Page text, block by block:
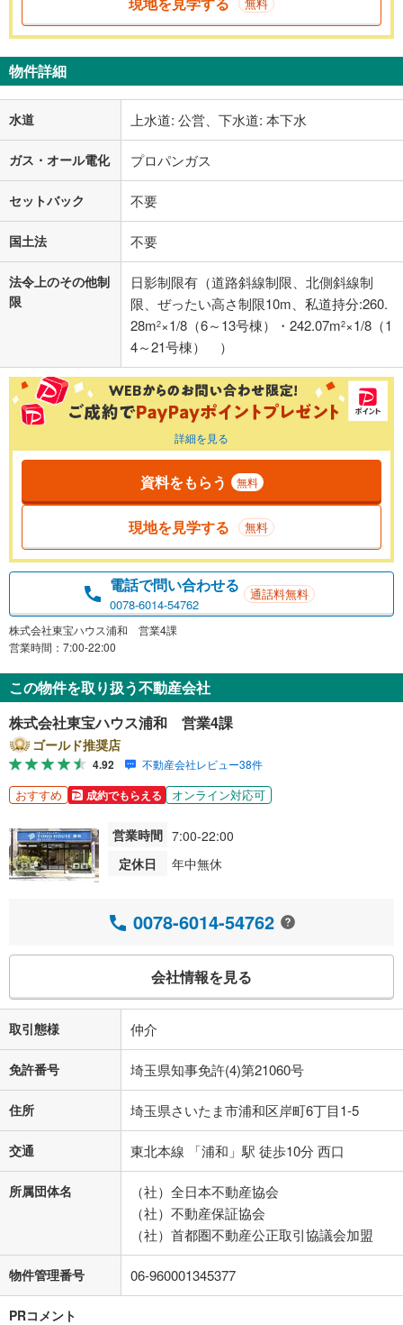
物件詳細
水道 上水道: 公営、下水道: 本下水
ガス・オール電化 プロパンガス
セットバック 不要
国土法 不要
法令上のその他制
限
日影制限有（道路斜線制限、北側斜線制
限、ぜったい高さ制限10m、私道持分:260.
28m2×1/8（6～13号棟）・242.07m2×1/8（1
4～21号棟） ）
詳細を見る
資料をもらう 無料
現地を見学する 無料
電話で問い合わせる
0078-6014-54762
通話料無料
株式会社東宝ハウス浦和 営業4課
営業時間：7:00-22:00
この物件を取り扱う不動産会社
株式会社東宝ハウス浦和 営業4課
ゴールド推奨店
4.92 不動産会社レビュー38件
おすすめ 成約でもらえる オンライン対応可
営業時間 7:00-22:00
定休日
年中無休
0078-6014-54762
会社情報を見る
取引態様 仲介
免許番号 埼玉県知事免許(4)第21060号
住所 埼玉県さいたま市浦和区岸町6丁目1-5
交通 東北本線 「浦和」駅 徒歩10分 西口
所属団体名
（社）全日本不動産協会
（社）不動産保証協会
（社）首都圏不動産公正取引協議会加盟
物件管理番号 06-960001345377
PRコメント